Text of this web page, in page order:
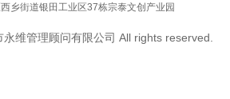
乡街道银田工业区37栋宗泰文创产业园
维管理顾问有限公司 All rights reserved.